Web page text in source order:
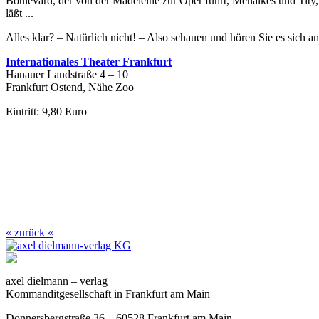
läßt ...
Alles klar? – Natürlich nicht! – Also schauen und hören Sie es sich
Internationales Theater Frankfurt
Hanauer Landstraße 4 – 10
Frankfurt Ostend, Nähe Zoo
Eintritt: 9,80 Euro
« zurück «
axel dielmann – verlag
Kommanditgesellschaft in Frankfurt am Main